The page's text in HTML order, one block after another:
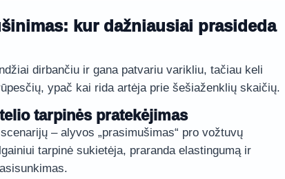
kur dažniausiai prasideda
dirbančiu ir gana patvariu varikliu, tačiau keli
ypač kai rida artėja prie šešiaženklių skaičių.
tarpinės pratekėjimas
– alyvos „prasimušimas“ pro vožtuvų
tarpinė sukietėja, praranda elastingumą ir